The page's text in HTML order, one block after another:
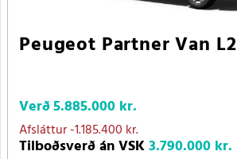
Peugeot Partner Van L2
Verð5.885.000 kr.
Afsláttur-1.185.400 kr.
Tilboðsverð án VSK3.790.000 kr.